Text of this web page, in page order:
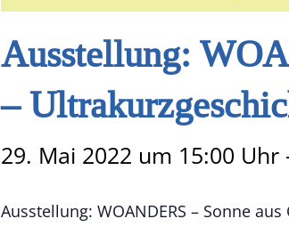
Ausstellung:
–
29. Mai 2022 um 15:00 Uhr
Ausstellung: WOANDERS – Sonne